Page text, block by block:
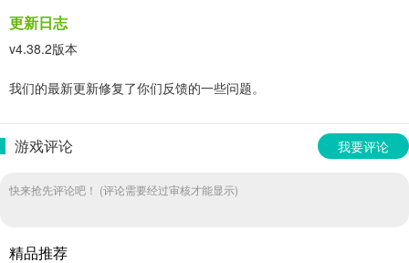
更新日志
v4.38.2版本
我们的最新更新修复了你们反馈的一些问题。
游戏评论 我要评论
快来抢先评论吧！ (评论需要经过审核才能显示)
精品推荐